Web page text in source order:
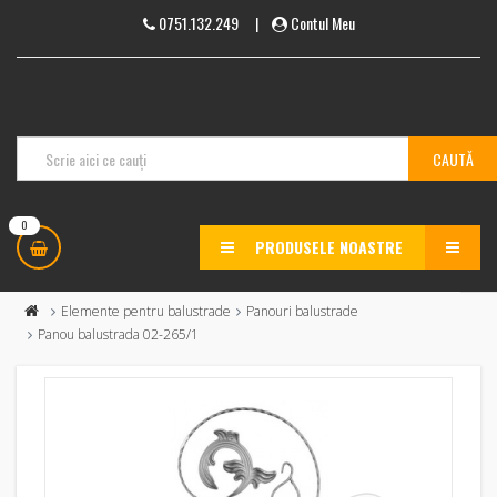
0751.132.249| Contul Meu
0
PRODUSELE NOASTRE MENU
Elemente pentru balustrade
Panouri balustrade
Panou balustrada 02-265/1